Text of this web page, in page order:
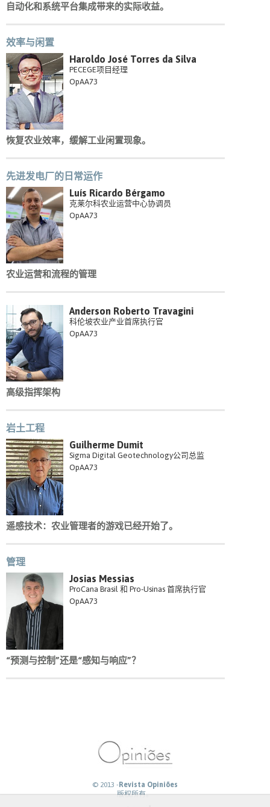
自动化和系统平台集成带来的实际收益。
效率与闲置
Haroldo José Torres da Silva
PECEGE项目经理
OpAA73
恢复农业效率，缓解工业闲置现象。
先进发电厂的日常运作
Luís Ricardo Bérgamo
克莱尔科农业运营中心协调员
OpAA73
农业运营和流程的管理
Anderson Roberto Travagini
科伦坡农业产业首席执行官
OpAA73
高级指挥架构
岩土工程
Guilherme Dumit
Sigma Digital Geotechnology公司总监
OpAA73
遥感技术：农业管理者的游戏已经开始了。
管理
Josias Messias
ProCana Brasil 和 Pro-Usinas 首席执行官
OpAA73
“预测与控制”还是“感知与响应”？
© 2013 -Revista Opiniões
版权所有。